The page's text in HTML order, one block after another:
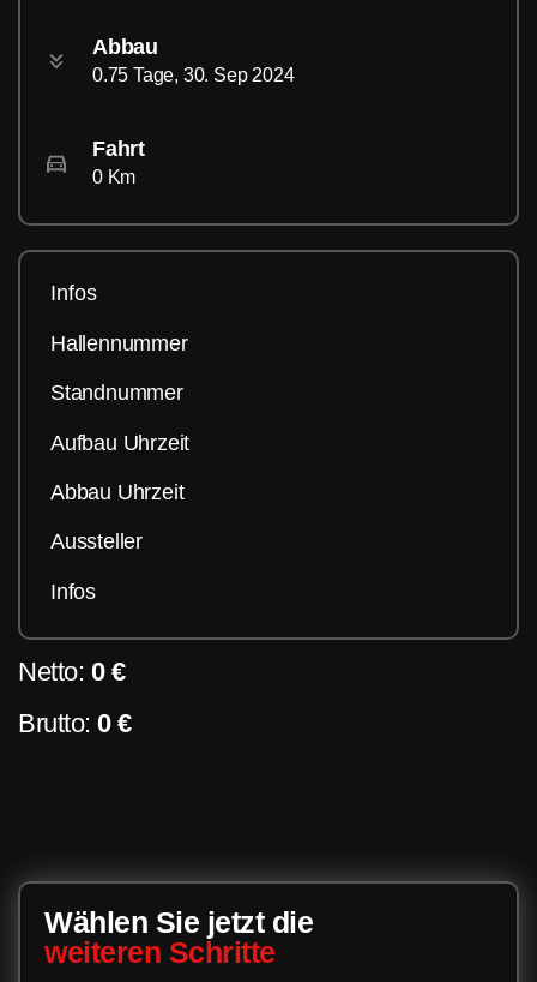
Abbau
0.75 Tage, 30. Sep 2024
Fahrt
0 Km
Infos
Hallennummer
Standnummer
Aufbau Uhrzeit
Abbau Uhrzeit
Aussteller
Infos
Netto: 0 €
Brutto: 0 €
Wählen Sie jetzt die
weiteren Schritte